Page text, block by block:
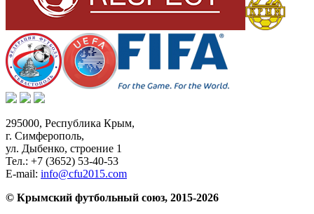
295000, Республика Крым,
г. Симферополь,
ул. Дыбенко, строение 1
Тел.: +7 (3652) 53-40-53
E-mail: info@cfu2015.com
© Крымский футбольный союз, 2015-2026